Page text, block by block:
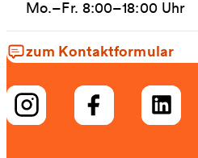
Mo.–Fr. 8:00–18:00 Uhr
zum Kontaktformular